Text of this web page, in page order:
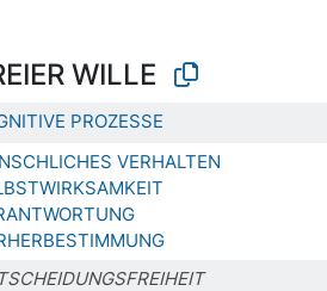
WILLE
PROZESSE
VERHALTEN